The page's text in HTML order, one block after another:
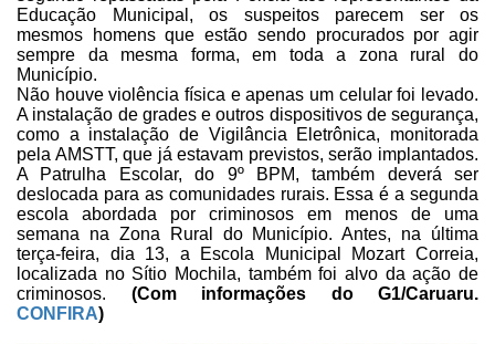
Educação Municipal, os suspeitos parecem ser os
mesmos homensque estão sendo procurados por agir
sempre da mesma forma, em toda a zona rural
do
Município.
Não houve violência física e apenas um celular foi levado.
A instalação de grades e outros dispositivos de segurança,
como a instalação de Vigilância Eletrônica, monitorada
pela AMSTT, que já estavam previstos, serão implantados.
A Patrulha Escolar, do 9º BPM, também deverá ser
deslocada para as comunidadesrurais. Essa é a segunda
escola abordada por criminosos em menos de uma
semana na Zona Rural do Município. Antes, na última
terça-feira, dia 13, a Escola Municipal Mozart Correia,
localizada no Sítio Mochila, também foi alvo da ação de
criminosos. (Com informações do G1/Caruaru.
CONFIRA)